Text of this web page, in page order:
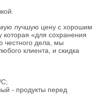
лучшую цену с хорошим
«для сохранения
честного дела, мы
клиента, и скидка
- продукты перед